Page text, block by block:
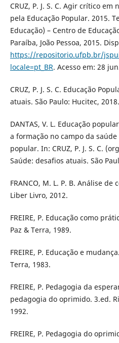
CRUZ, P. J. S. C. Agir crítico
pela Educação Popular. 2015.
Educação) – Centro de
Paraíba, João Pessoa, 2015.
https://repositorio.ufpb.br/
locale=pt_BR. Acesso em: 28
CRUZ, P. J. S. C. Educação
atuais. São Paulo: Hucitec, 2018.
DANTAS, V. L. Educação
a formação no campo da
popular. In: CRUZ, P. J. S. C.
Saúde: desafios atuais. São
FRANCO, M. L. P. B. Análise
Liber Livro, 2012.
FREIRE, P. Educação como
Paz & Terra, 1989.
FREIRE, P. Educação e
Terra, 1983.
FREIRE, P. Pedagogia da
pedagogia do oprimido. 3.ed.
1992.
FREIRE, P. Pedagogia do